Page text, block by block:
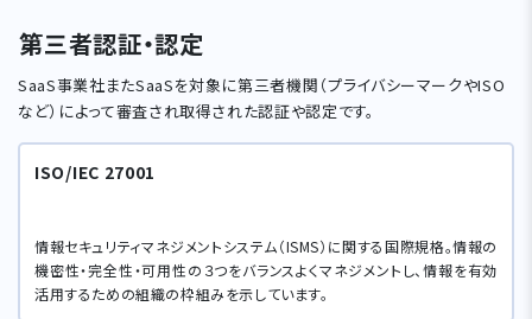
第三者認証・認定
SaaS事業社またSaaSを対象に第三者機関（プライバシーマークやISO
など）によって審査され取得された認証や認定です。
ISO/IEC 27001
情報セキュリティマネジメントシステム（ISMS）に関する国際規格。情報の
機密性・完全性・可用性の３つをバランスよくマネジメントし、情報を有効
活用するための組織の枠組みを示しています。